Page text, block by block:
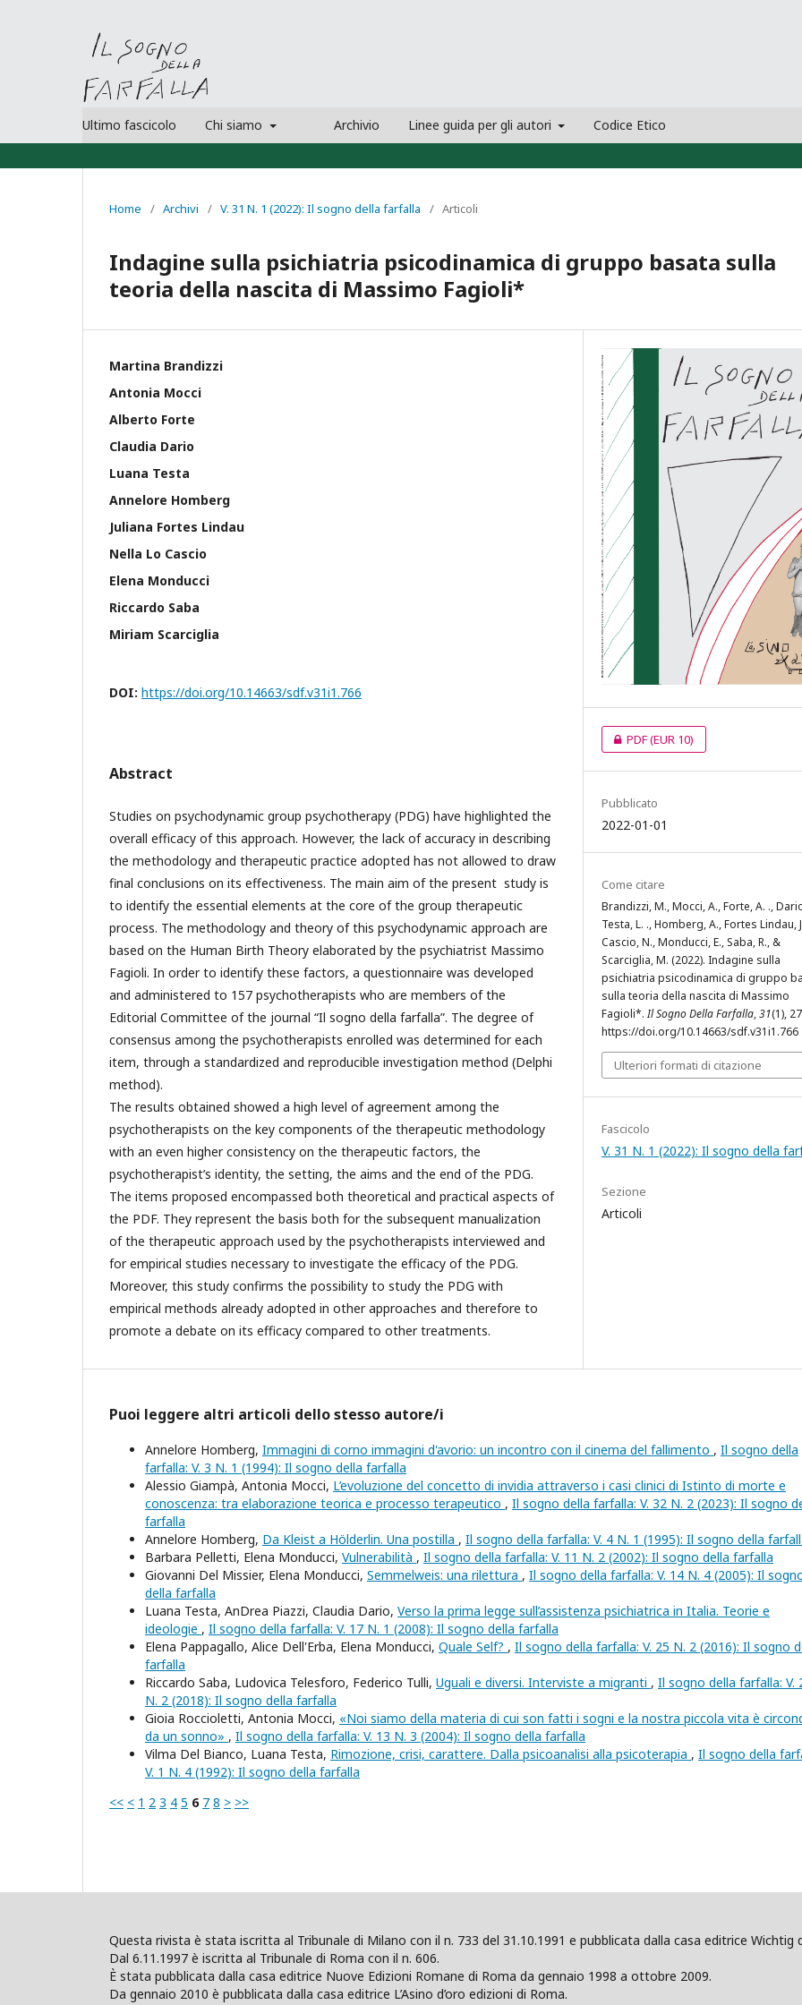
Ultimo fascicolo Chi siamo Archivio Linee guida per gli autori Codice Etico
Home / Archivi / V. 31 N. 1 (2022): Il sogno della farfalla / Articoli
Indagine sulla psichiatria psicodinamica di gruppo basata sulla
teoria della nascita di Massimo Fagioli*
Martina Brandizzi
Antonia Mocci
Alberto Forte
Claudia Dario
Luana Testa
Annelore Homberg
Juliana Fortes Lindau
Nella Lo Cascio
Elena Monducci
Riccardo Saba
Miriam Scarciglia
DOI: https://doi.org/10.14663/sdf.v31i1.766
Abstract
Studies on psychodynamic group psychotherapy (PDG) have highlighted the
overall efficacy of this approach. However, the lack of accuracy in describing
the methodology and therapeutic practice adopted has not allowed to draw
final conclusions on its effectiveness. The main aim of the present study is
to identify the essential elements at the core of the group therapeutic
process. The methodology and theory of this psychodynamic approach are
based on the Human Birth Theory elaborated by the psychiatrist Massimo
Fagioli. In order to identify these factors, a questionnaire was developed
and administered to 157 psychotherapists who are members of the
Editorial Committee of the journal “Il sogno della farfalla”. The degree of
consensus among the psychotherapists enrolled was determined for each
item, through a standardized and reproducible investigation method (Delphi
method).
The results obtained showed a high level of agreement among the
psychotherapists on the key components of the therapeutic methodology
with an even higher consistency on the therapeutic factors, the
psychotherapist’s identity, the setting, the aims and the end of the PDG.
The items proposed encompassed both theoretical and practical aspects of
the PDF. They represent the basis both for the subsequent manualization
of the therapeutic approach used by the psychotherapists interviewed and
for empirical studies necessary to investigate the efficacy of the PDG.
Moreover, this study confirms the possibility to study the PDG with
empirical methods already adopted in other approaches and therefore to
promote a debate on its efficacy compared to other treatments.
PDF(EUR 10)
Pubblicato
2022-01-01
Come citare
Brandizzi, M., Mocci, A., Forte, A. .,
Testa, L. ., Homberg, A., Fortes Lindau,
Cascio, N., Monducci, E., Saba, R., &
Scarciglia, M. (2022). Indagine sulla
psichiatria psicodinamica di gruppo
sulla teoria della nascita di Massimo
Fagioli*.Il Sogno Della Farfalla,31(1),
https://doi.org/10.14663/sdf.v31i1.766
Ulteriori formati di citazione
Fascicolo
V. 31 N. 1 (2022): Il sogno della
Sezione
Articoli
Puoi leggere altri articoli dello stesso autore/i
Annelore Homberg, Immagini di corno immagini d'avorio: un incontro con il cinema del fallimento , Il sogno della
farfalla: V. 3 N. 1 (1994): Il sogno della farfalla
Alessio Giampà, Antonia Mocci, L’evoluzione del concetto di invidia attraverso i casi clinici di Istinto di morte e
conoscenza: tra elaborazione teorica e processo terapeutico , Il sogno della farfalla: V. 32 N. 2 (2023): Il sogno
farfalla
Annelore Homberg, Da Kleist a Hölderlin. Una postilla , Il sogno della farfalla: V. 4 N. 1 (1995): Il sogno della
Barbara Pelletti, Elena Monducci, Vulnerabilità , Il sogno della farfalla: V. 11 N. 2 (2002): Il sogno della farfalla
Giovanni Del Missier, Elena Monducci, Semmelweis: una rilettura , Il sogno della farfalla: V. 14 N. 4 (2005): Il
della farfalla
Luana Testa, AnDrea Piazzi, Claudia Dario, Verso la prima legge sull’assistenza psichiatrica in Italia. Teorie e
ideologie , Il sogno della farfalla: V. 17 N. 1 (2008): Il sogno della farfalla
Elena Pappagallo, Alice Dell'Erba, Elena Monducci, Quale Self? , Il sogno della farfalla: V. 25 N. 2 (2016): Il sogno
farfalla
Riccardo Saba, Ludovica Telesforo, Federico Tulli, Uguali e diversi. Interviste a migranti , Il sogno della farfalla: V.
N. 2 (2018): Il sogno della farfalla
Gioia Roccioletti, Antonia Mocci, «Noi siamo della materia di cui son fatti i sogni e la nostra piccola vita è
da un sonno» , Il sogno della farfalla: V. 13 N. 3 (2004): Il sogno della farfalla
Vilma Del Bianco, Luana Testa, Rimozione, crisi, carattere. Dalla psicoanalisi alla psicoterapia , Il sogno della
V. 1 N. 4 (1992): Il sogno della farfalla
<< < 1 2 3 4 5 6 7 8 > >>
Questa rivista è stata iscritta al Tribunale di Milano con il n. 733 del 31.10.1991 e pubblicata dalla casa editrice
Dal 6.11.1997 è iscritta al Tribunale di Roma con il n. 606.
È stata pubblicata dalla casa editrice Nuove Edizioni Romane di Roma da gennaio 1998 a ottobre 2009.
Da gennaio 2010 è pubblicata dalla casa editrice L’Asino d’oro edizioni di Roma.